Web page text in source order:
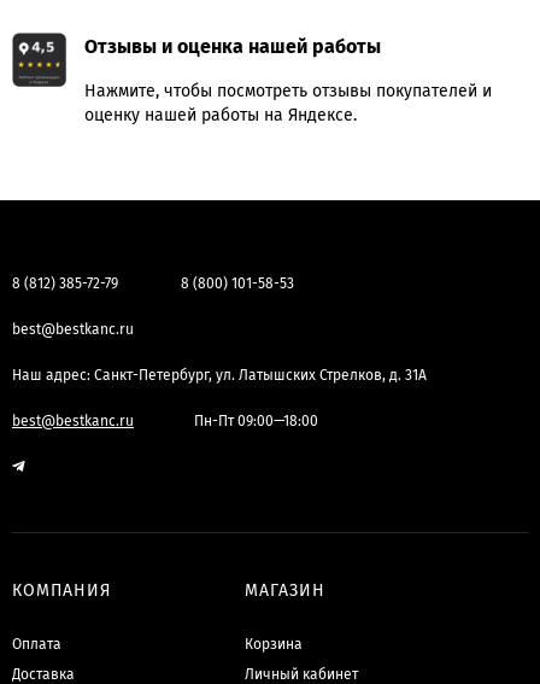
Отзывы и оценка нашей работы
Нажмите, чтобы посмотреть отзывы покупателей и
оценку нашей работы на Яндексе.
8 (812) 385-72-79 8 (800) 101-58-53
best@bestkanc.ru
Наш адрес: Санкт-Петербург, ул. Латышских Стрелков, д. 31А
best@bestkanc.ru Пн-Пт 09:00—18:00
КОМПАНИЯ
Оплата
Доставка
МАГАЗИН
Корзина
Личный кабинет